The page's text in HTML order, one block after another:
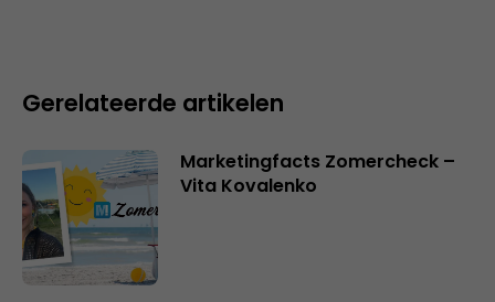
Gerelateerde artikelen
Marketingfacts Zomercheck –
Vita Kovalenko